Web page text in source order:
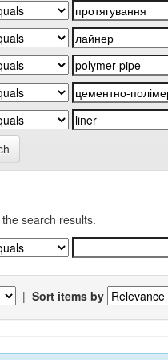
search results.
| Sort items by